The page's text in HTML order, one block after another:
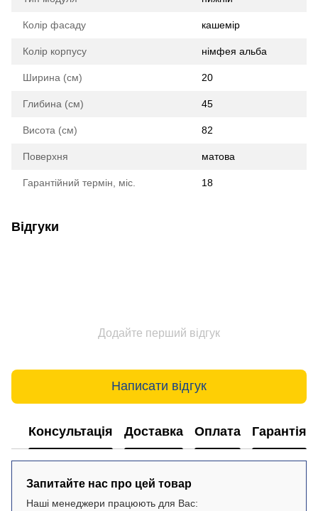
Колір фасаду кашемір
Колір корпусу німфея альба
Ширина (см) 20
Глибина (см) 45
Висота (см) 82
Поверхня матова
Гарантійний термін, міс. 18
Відгуки
Додайте перший відгук
Написати відгук
Консультація Доставка Оплата Гарантія
Запитайте нас про цей товар
Наші менеджери працюють для Вас: